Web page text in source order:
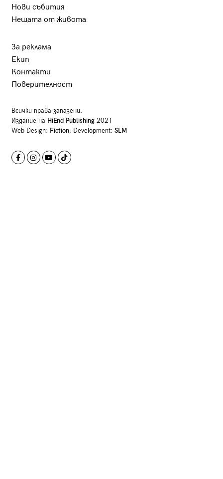
Нови събития
Нещата от живота
За реклама
Екип
Контакти
Поверителност
Всички права запазени.
Издание на HiEnd Publishing2021
Web Design: Fiction, Development: SLM